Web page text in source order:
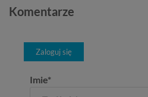
Komentarze
Zaloguj się
Imie*